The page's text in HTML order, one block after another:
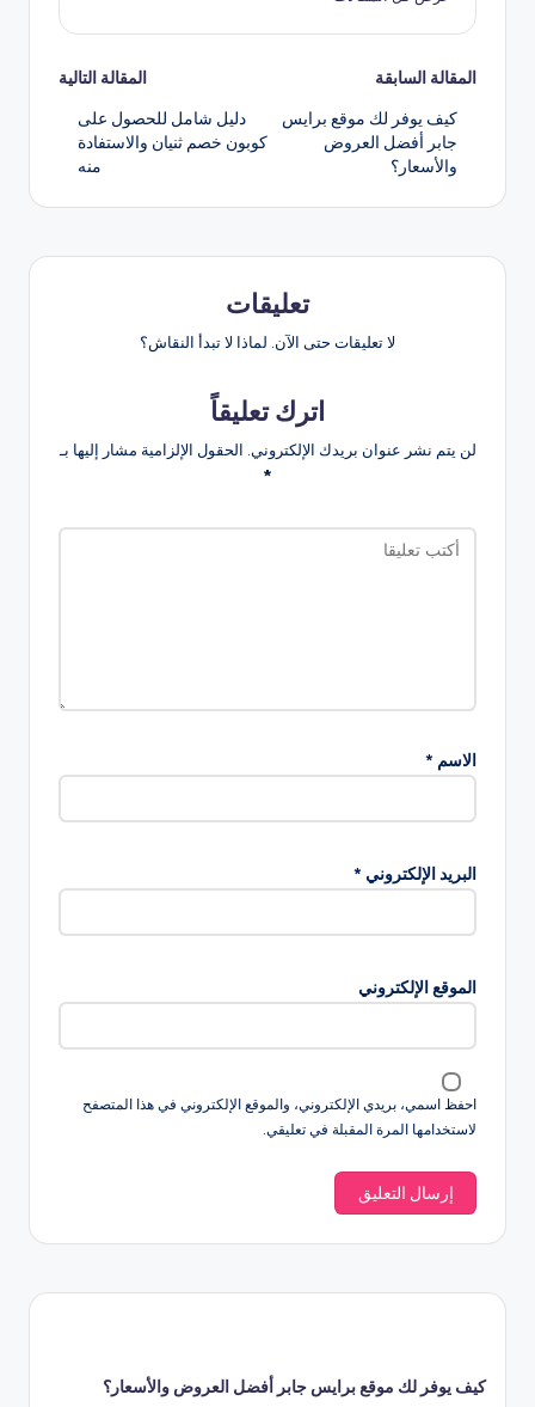
تصفّح
المقالات
المقالة السابقة
كيف يوفر لك موقع برايس
جابر أفضل العروض
والأسعار؟
المقالة التالية
دليل شامل للحصول على
كوبون خصم ثنيان والاستفادة
منه
تعليقات
لا تعليقات حتى الآن. لماذا لا تبدأ النقاش؟
اترك تعليقاً
لن يتم نشر عنوان بريدك الإلكتروني. الحقول الإلزامية مشار إليها بـ
*
الاسم *
البريد الإلكتروني *
الموقع الإلكتروني
احفظ اسمي، بريدي الإلكتروني، والموقع الإلكتروني في هذا المتصفح
لاستخدامها المرة المقبلة في تعليقي.
كيف يوفر لك موقع برايس جابر أفضل العروض والأسعار؟